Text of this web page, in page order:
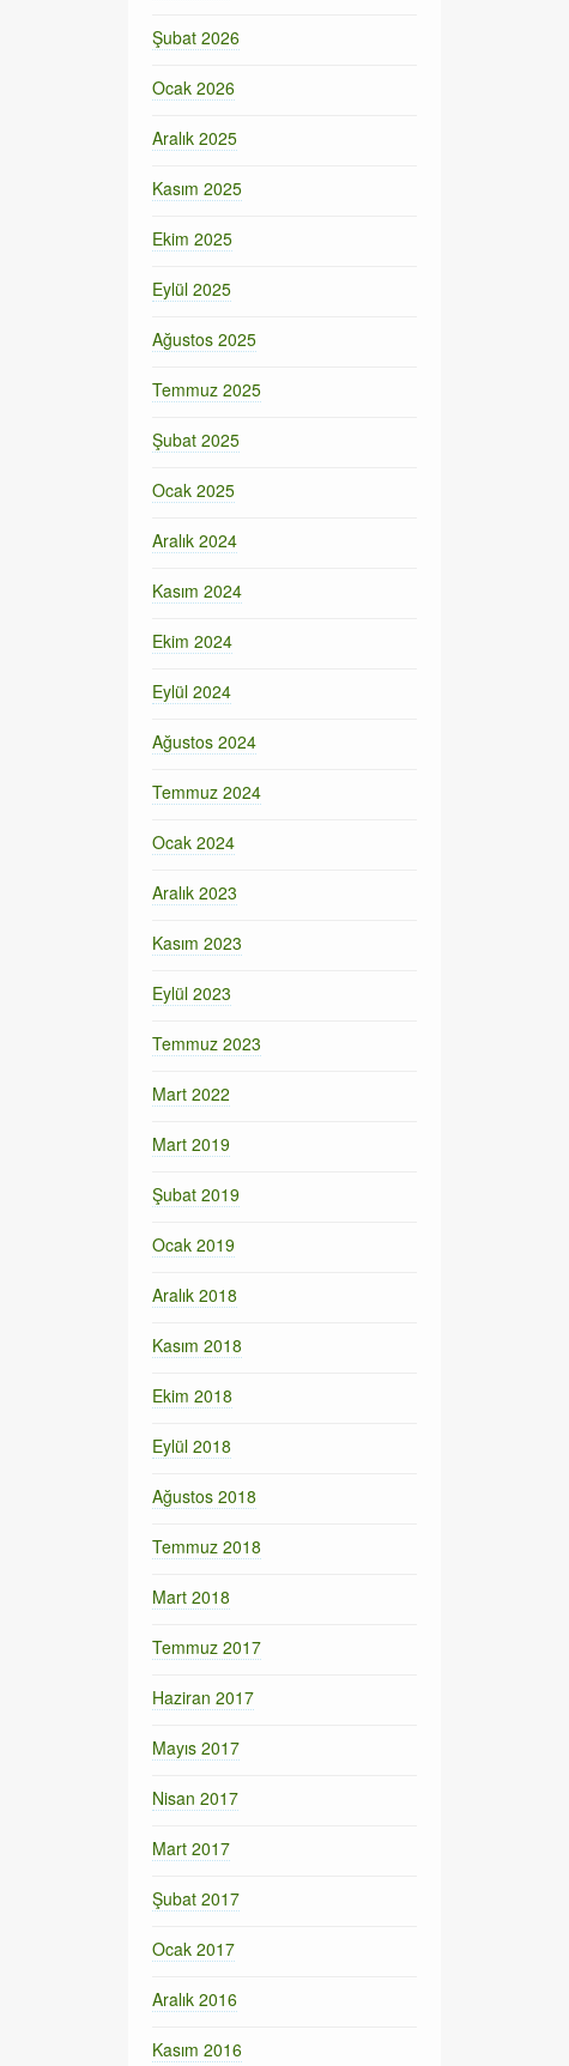
Şubat 2026
Ocak 2026
Aralık 2025
Kasım 2025
Ekim 2025
Eylül 2025
Ağustos 2025
Temmuz 2025
Şubat 2025
Ocak 2025
Aralık 2024
Kasım 2024
Ekim 2024
Eylül 2024
Ağustos 2024
Temmuz 2024
Ocak 2024
Aralık 2023
Kasım 2023
Eylül 2023
Temmuz 2023
Mart 2022
Mart 2019
Şubat 2019
Ocak 2019
Aralık 2018
Kasım 2018
Ekim 2018
Eylül 2018
Ağustos 2018
Temmuz 2018
Mart 2018
Temmuz 2017
Haziran 2017
Mayıs 2017
Nisan 2017
Mart 2017
Şubat 2017
Ocak 2017
Aralık 2016
Kasım 2016